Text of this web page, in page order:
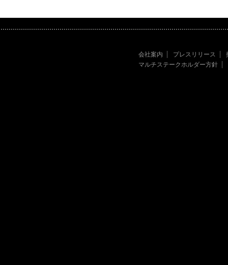
会社案内 プレスリリース
マルチステークホルダー方針